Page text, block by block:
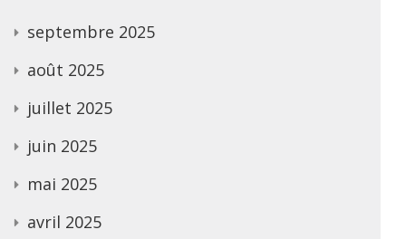
septembre 2025
août 2025
juillet 2025
juin 2025
mai 2025
avril 2025